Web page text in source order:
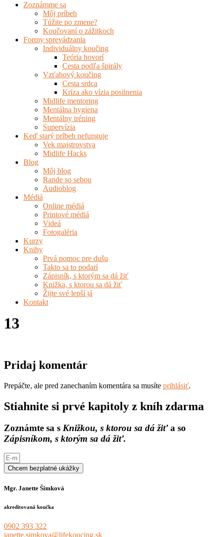
Zoznámme sa
Môj príbeh
Túžite po zmene?
Koučovaní o zážitkoch
Formy sprevádzania
Individuálny koučing
Teória hovorí
Cesta podľa špirály
Vzťahový koučing
Cesta srdca
Kríza ako vízia posilnenia
Midlife mentoring
Mentálna hygiena
Mentálny tréning
Supervízia
Keď starý príbeh nefunguje
Vek majstrovstva
Midlife Hacks
Blog
Môj blog
Rande so sebou
Audioblog
Médiá
Online médiá
Printové médiá
Videá
Fotogaléria
Kurzy
Knihy
Prvá pomoc pre dušu
Takto sa to podarí
Zápisník, s ktorým sa dá žiť
Knižka, s ktorou sa dá žiť
Žijte své lepší já
Kontakt
13
Pridaj komentár
Prepáčte, ale pred zanechaním komentára sa musíte prihlásiť.
Stiahnite si prvé kapitoly z kníh zdarma
Zoznámte sa s Knižkou, s ktorou sa dá žiťa so
Zápisníkom, s ktorým sa dá žiť.
Chcem bezplatné ukážky
Mgr. Janette Šimková
akreditovaná koučka
0902 393 322
janette.simkova@lifekoucing.sk